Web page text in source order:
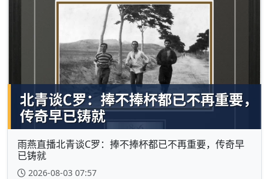
雨燕直播北青谈C罗：捧不捧杯都已不再重要，传奇早
已铸就
2026-08-03 07:57